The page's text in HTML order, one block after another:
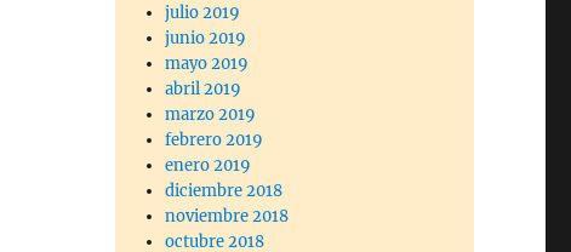
julio 2019
junio 2019
mayo 2019
abril 2019
marzo 2019
febrero 2019
enero 2019
diciembre 2018
noviembre 2018
octubre 2018